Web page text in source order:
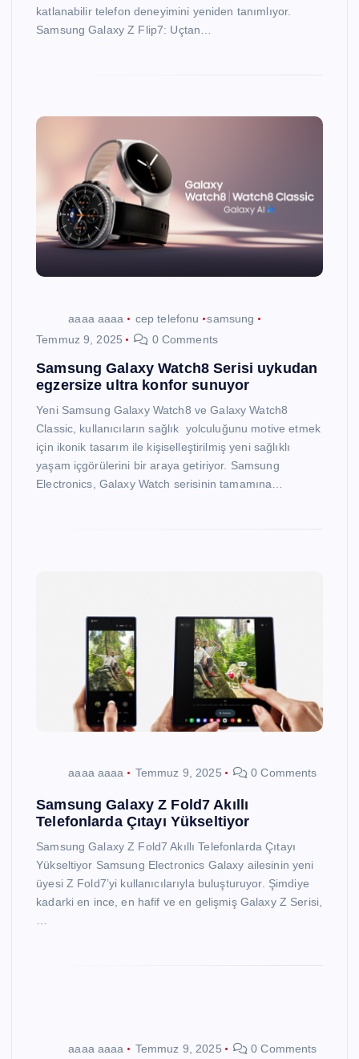
katlanabilir telefon deneyimini yeniden tanımlıyor.
Samsung Galaxy Z Flip7: Uçtan…
aaaa aaaa cep telefonu
samsung
Temmuz 9, 2025
0 Comments
Samsung Galaxy Watch8 Serisi uykudan
egzersize ultra konfor sunuyor
Yeni Samsung Galaxy Watch8 ve Galaxy Watch8
Classic, kullanıcıların sağlık yolculuğunu motive etmek
için ikonik tasarım ile kişiselleştirilmiş yeni sağlıklı
yaşam içgörülerini bir araya getiriyor. Samsung
Electronics, Galaxy Watch serisinin tamamına…
aaaa aaaa Temmuz 9, 2025 0 Comments
Samsung Galaxy Z Fold7 Akıllı
Telefonlarda Çıtayı Yükseltiyor
Samsung Galaxy Z Fold7 Akıllı Telefonlarda Çıtayı
Yükseltiyor Samsung Electronics Galaxy ailesinin yeni
üyesi Z Fold7’yi kullanıcılarıyla buluşturuyor. Şimdiye
kadarki en ince, en hafif ve en gelişmiş Galaxy Z Serisi,
aaaa aaaa Temmuz 9, 2025 0 Comments